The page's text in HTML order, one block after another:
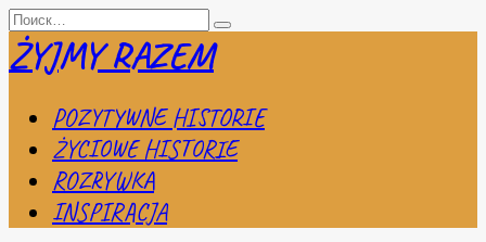
Перейти
к
содержанию
Search
for:
ŻYJMY RAZEM
POZYTYWNE HISTORIE
ŻYCIOWE HISTORIE
ROZRYWKA
INSPIRACJA